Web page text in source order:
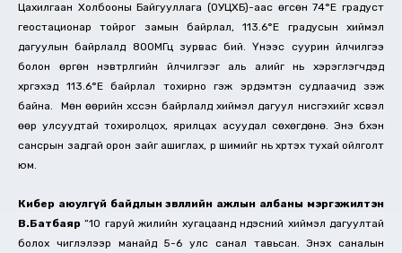
Цахилгаан Холбооны Байгууллага (ОУЦХБ)-аас өгсөн 74°Е градуст
геостационар тойрог замын байрлал, 113.6°Е градусын хиймэл
дагуулын байрлалд 800МГц зурвас бий. Үүнээс суурин үйлчилгээ
болон өргөн нэвтрүүлгийн үйлчилгээг аль алийг нь хэрэглэгчдэд
хүргэхэд 113.6°Е байрлал тохирно гэж эрдэмтэн судлаачид үзэж
байна. Мөн өөрийн хүссэн байрлалд хиймэл дагуул нисгэхийг хүсвэл
өөр улсуудтай тохиролцох, ярилцах асуудал сөхөгдөнө. Энэ бүхэн
сансрын задгай орон зайг ашиглах, үр шимийг нь хүртэх тухай ойлголт
юм.
Кибер аюулгүй байдлын зөвлөлийн ажлын албаны мэргэжилтэн
В.Батбаяр“10 гаруй жилийн хугацаанд үндэсний хиймэл дагуултай
болох чиглэлээр манайд 5-6 улс санал тавьсан. Энэхүү саналын